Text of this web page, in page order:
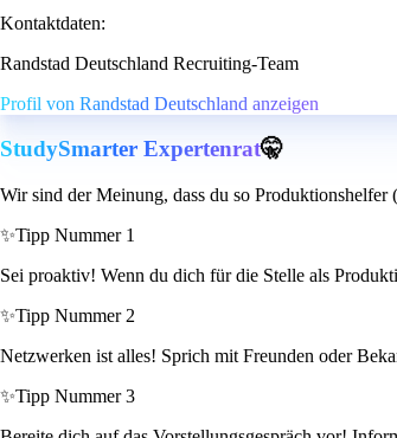
Kontaktdaten:
Randstad Deutschland Recruiting-Team
Profil von Randstad Deutschland anzeigen
StudySmarter Expertenrat🤫
Wir sind der Meinung, dass du so Produktionshelfer
✨Tipp Nummer 1
Sei proaktiv! Wenn du dich für die Stelle als
✨Tipp Nummer 2
Netzwerken ist alles! Sprich mit Freunden oder
✨Tipp Nummer 3